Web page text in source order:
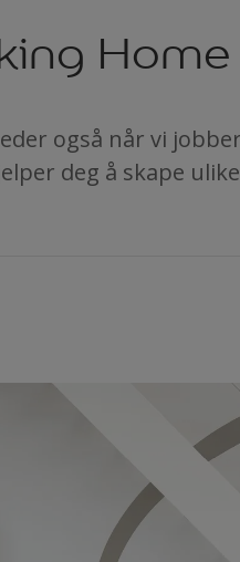
Home
også når vi
deg å skape